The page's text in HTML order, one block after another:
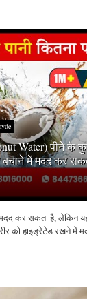
Water) पीने के
बचाने में मदद कर
कर सकता है, लेकिन
को हाइड्रेटेड रखने में